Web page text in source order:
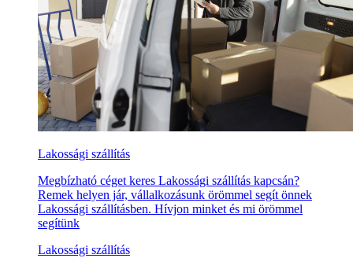
Lakossági szállítás
Megbízható céget keres Lakossági szállítás kapcsán?
Remek helyen jár, vállalkozásunk örömmel segít önnek
Lakossági szállításben. Hívjon minket és mi örömmel
segítünk
Lakossági szállítás